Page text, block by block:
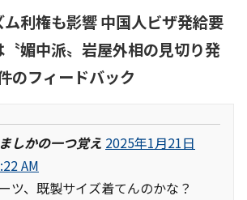
利権も影響 中国人ビザ発給要
媚中派〟岩屋外相の見切り発
のフィードバック
しかの一つ覚え 2025年1月21日
AM
ツ、既製サイズ着てんのかな？